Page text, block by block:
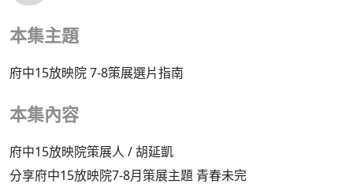
本集主題
府中15放映院 7-8策展選片指南
本集內容
府中15放映院策展人 / 胡延凱
分享府中15放映院7-8月策展主題 青春未完